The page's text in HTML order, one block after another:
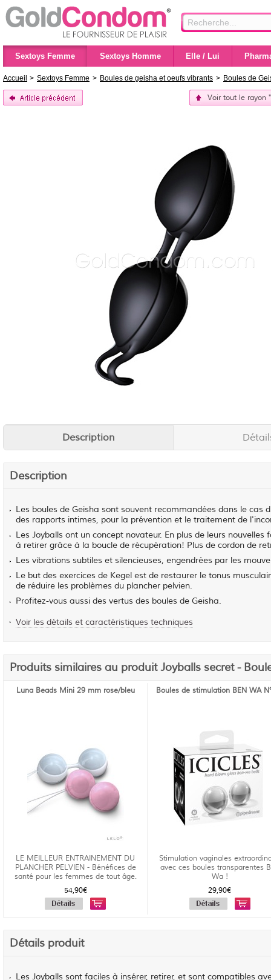
Sextoys Femme Sextoys Homme Elle / Lui
Accueil > Sextoys Femme > Boules de geisha et oeufs vibrants > Boules de
Voir tout le rayon
Description
Description
Les boules de Geisha sont souvent recommandées dans le
des rapports intimes, pour la prévention et le traitement de
Les Joyballs ont un concept novateur. En plus de leurs
à retirer grâce à la boucle de récupération! Plus de cordon de
Les vibrations subtiles et silencieuses, engendrées par les
Le but des exercices de Kegel est de restaurer le tonus
de réduire les problèmes du plancher pelvien.
Profitez-vous aussi des vertus des boules de Geisha.
Voir les détails et caractéristiques techniques
Produits similaires au produit Joyballs secret -
Luna Beads Mini 29 mm rose/bleu
LE MEILLEUR ENTRAINEMENT DU
PLANCHER PELVIEN - Bénéfices de
santé pour les femmes de tout âge.
54,90€
Boules de stimulation BEN WA
Stimulation vaginales
avec ces boules transparentes
Wa !
29,90€
Détails produit
Les Joyballs sont faciles à insérer, retirer, et sont compatibles